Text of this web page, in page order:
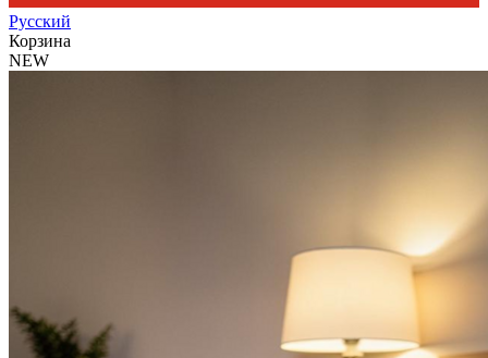
Русский
Корзина
NEW